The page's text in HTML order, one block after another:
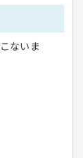
ないま